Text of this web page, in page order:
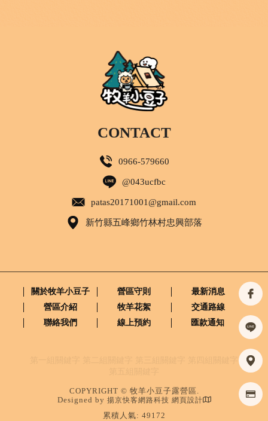
CONTACT
0966-579660
@043ucfbc
patas20171001@gmail.com
新竹縣五峰鄉竹林村忠興部落
關於牧羊小豆子 營區守則
最新消息
營區介紹
牧羊花絮
交通路線
聯絡我們
線上預約 匯款通知
COPYRIGHT © 牧羊小豆子露營區.
Designed by揚京快客網路科技 網頁設計
累積人氣: 49172